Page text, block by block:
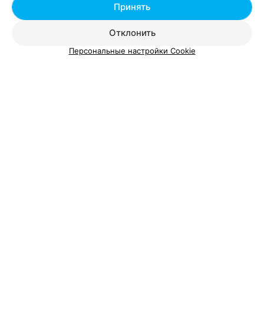
Минск, ул. Леонида Беды, 36
Отклонить
Принять
Персональные настройки Cookie